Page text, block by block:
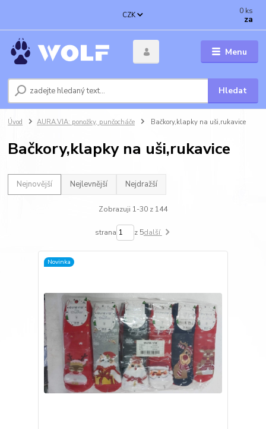
Menu
CZK
Hledat
0 ks
za
Úvod AURA.VIA: ponožky, punčocháče Bačkory,klapky na uši,rukavice
Bačkory,klapky na uši,rukavice
Nejnovější Nejlevnější Nejdražší
Zobrazuji 1-30 z 144
strana z 5další
Novinka